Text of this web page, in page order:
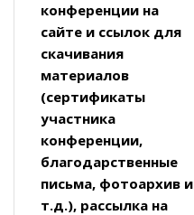
конференции на
сайте и ссылок для
скачивания
материалов
(сертификаты
участника
конференции,
благодарственные
письма, фотоархив и
т.д.), рассылка на